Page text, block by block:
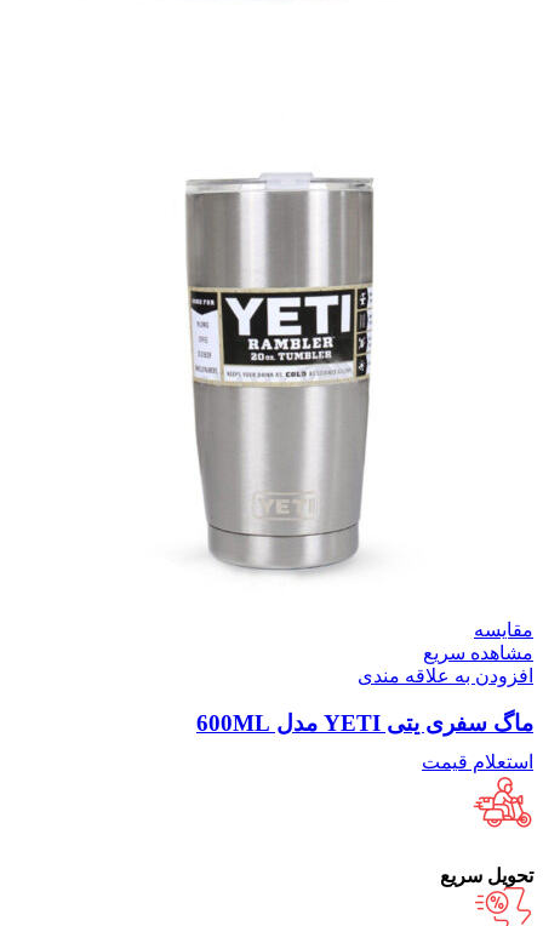
مقایسه
مشاهده سریع
افزودن به علاقه مندی
ماگ سفری یتی YETI مدل 600ML
استعلام قیمت
تحویل سریع